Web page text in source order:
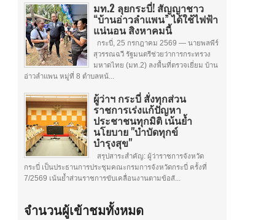
มท.2 ลุยกระบี่! สัญญาชาว
“บ้านอ่าวลำแพน” ได้ใช้ไฟฟ้า
แน่นอน สิงหาคมนี้
กระบี่, 25 กรกฎาคม 2569 — นายพลพีร์
สุวรรณฉวี รัฐมนตรีช่วยว่าการกระทรวง
มหาดไทย (มท.2) ลงพื้นที่ตรวจเยี่ยม บ้าน
อ่าวลำแพน หมู่ที่ 8 ตำบลหน้...
ผู้ว่าฯ กระบี่ สั่งทุกส่วน
ราชการเร่งแก้ปัญหา
ประชาชนทุกมิติ เน้นย้ำ
นโยบาย "บำบัดทุกข์
บำรุงสุข"
สรุปสาระสำคัญ: ผู้ว่าราชการจังหวัด
กระบี่ เป็นประธานการประชุมคณะกรมการจังหวัดกระบี่ ครั้งที่
7/2569 เน้นย้ำส่วนราชการขับเคลื่อนงานตามข้อสั...
จำนวนผู้เข้าชมทั้งหมด